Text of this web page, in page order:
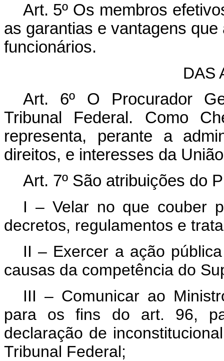
Art. 5º Os membros
as garantias e vantagens
funcionários.
DAS
Art. 6º O Procurador
Tribunal Federal. Como
representa, perante a
direitos, e interesses da
Art. 7º São atribuições do
I – Velar no que couber
decretos, regulamentos e
II – Exercer a ação
causas da competência do
III – Comunicar ao
para os fins do art. 96,
declaração de
Tribunal Federal;